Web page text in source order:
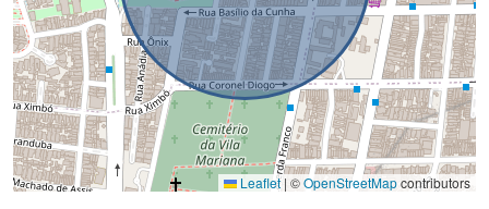
Leaflet | ©OpenStreetMapcontributors